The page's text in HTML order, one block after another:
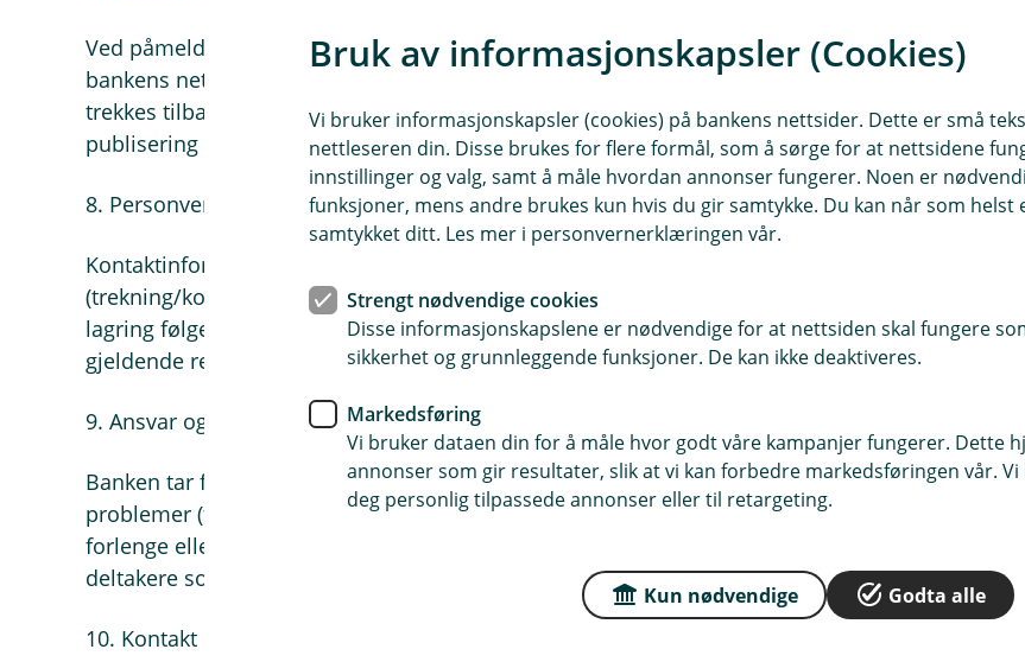
Ved påmelding samtykker deltakeren til at banken kan publisere fornavnet på
bankens nettside dersom vedkommende vinner. Samtykke kan når som helst
trekkes tilbake ved å kontakte banken. Tilbaketrekking påvirker ikke lovligheten av
publisering som allerede har skjedd.
8. Personvern
Kontaktinformasjon (e-post/mobil) brukes kun til å administrere konkurransen
(trekning/kontakt) og slettes senest 31. desember 2025, med mindre annen
lagring følger av lov. Deltaker har rett til innsyn, retting og sletting i tråd med
gjeldende regler. Se bankens personvernerklæring for detaljer.
9. Ansvar og forbehold
Banken tar forbehold om åpenbare feil i teksten og tekniske/uforutsette
problemer (f.eks. systemfeil hos bank eller leverandører). Banken kan da pause,
forlenge eller eventuelt avlyse konkurransen, uten å redusere rettighetene til
deltakere som allerede har oppfylt vilkårene.
10. Kontakt
Bruk av informasjonskapsler (Cookies)
Vi bruker informasjonskapsler (cookies) på bankens nettsider. Dette er små
nettleseren din. Disse brukes for flere formål, som å sørge for at nettsidene
innstillinger og valg, samt å måle hvordan annonser fungerer. Noen er
funksjoner, mens andre brukes kun hvis du gir samtykke. Du kan når som
samtykket ditt. Les mer i personvernerklæringen vår.
Strengt nødvendige cookies
Disse informasjonskapslene er nødvendige for at nettsiden skal fungere
sikkerhet og grunnleggende funksjoner. De kan ikke deaktiveres.
Markedsføring
Vi bruker dataen din for å måle hvor godt våre kampanjer fungerer. Dette
annonser som gir resultater, slik at vi kan forbedre markedsføringen vår.
deg personlig tilpassede annonser eller til retargeting.
Kun nødvendige Godta alle